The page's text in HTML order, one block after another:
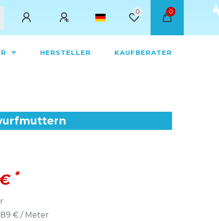
0 0
HERSTELLER KAUFBERATER
*
€ / Meter